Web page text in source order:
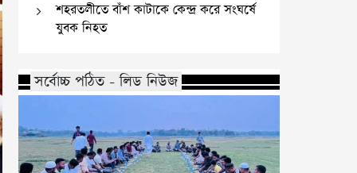
শহরতলীতে বাঁশ কাটাকে কেন্দ্র করে সংঘর্ষে
যুবক নিহত
সর্বোচ্চ পঠিত - লিড নিউজ